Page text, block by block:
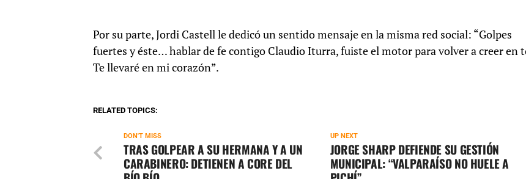
Por su parte, Jordi Castell le dedicó un sentido mensaje en la misma red social: “Golpes
fuertes y éste… hablar de fe contigo Claudio Iturra, fuiste el motor para volver a creer en
Te llevaré en mi corazón”.
RELATED TOPICS:
UP NEXT
JORGE SHARP DEFIENDE SU GESTIÓN
MUNICIPAL: “VALPARAÍSO NO HUELE A
DON'T MISS
TRAS GOLPEAR A SU HERMANA Y A UN
CARABINERO: DETIENEN A CORE DEL